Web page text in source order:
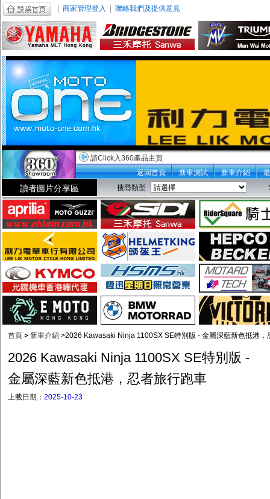
商家管理登入 聯絡我們及提供意見
請Click入360產品主頁
返回首頁
新車測試 新車介紹
讀者圖片分享區 搜尋類型
首頁 > 新車介紹 >2026 Kawasaki Ninja 1100SX SE特別版 - 金屬深藍新色抵港，
2026 Kawasaki Ninja 1100SX SE特別版 -
金屬深藍新色抵港，忍者旅行跑車
上載日期： 2025-10-23